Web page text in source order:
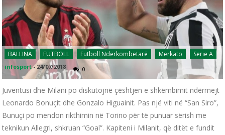
BALLINA FUTBOLL Futboll Ndërkombëtarë Merkato Serie A
infosport - 24/07/2018 0
Juventusi dhe Milani po diskutojnë çështjen e shkëmbimit ndërmejt
Leonardo Bonuçit dhe Gonzalo Higuainit. Pas një viti në “San Siro”,
Bunuçi po mendon rikthimin në Torino për të punuar sërish me
teknikun Allegri, shkruan “Goal”. Kapiteni i Milanit, që ditët e fundit